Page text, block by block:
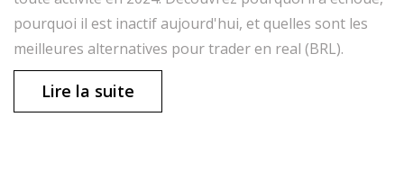
pourquoi il est inactif aujourd'hui, et quelles sont les
meilleures alternatives pour trader en real (BRL).
Lire la suite